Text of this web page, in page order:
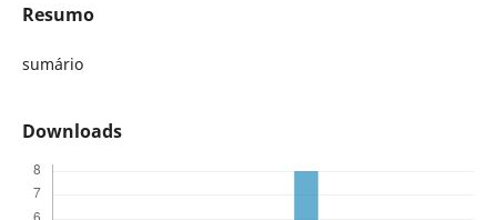
Resumo
sumário
Downloads